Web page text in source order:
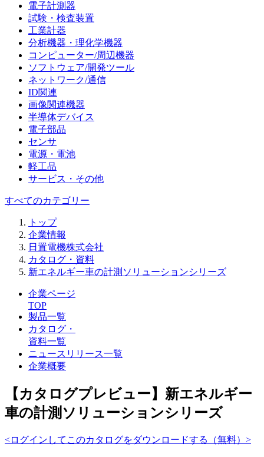
電子計測器
試験・検査装置
工業計器
分析機器・理化学機器
コンピューター/周辺機器
ソフトウェア/開発ツール
ネットワーク/通信
ID関連
画像関連機器
半導体デバイス
電子部品
センサ
電源・電池
軽工品
サービス・その他
すべてのカテゴリー
トップ
企業情報
日置電機株式会社
カタログ・資料
新エネルギー車の計測ソリューションシリーズ
企業ページ
TOP
製品一覧
カタログ・
資料一覧
ニュースリリース一覧
企業概要
【カタログプレビュー】新エネルギー
車の計測ソリューションシリーズ
<ログインしてこのカタログをダウンロードする（無料）>